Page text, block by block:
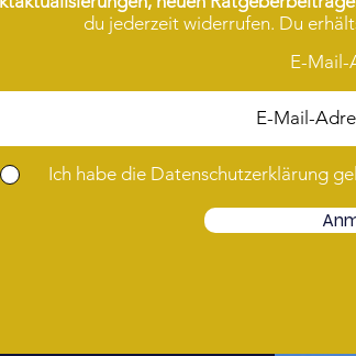
du jederzeit widerrufen. Du
E-Mail-
Ich habe die Datenschutzerklärung